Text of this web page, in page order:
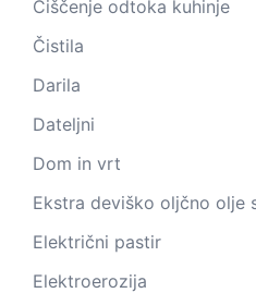
Čiščenje odtoka kuhinje
Čistila
Darila
Dateljni
Dom in vrt
Ekstra deviško oljčno olje
Električni pastir
Elektroerozija